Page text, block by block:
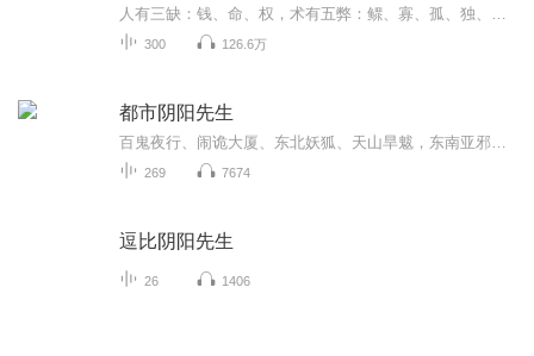
300 126.6万
都市阴阳先生
269 7674
逗比阴阳先生
26 1406